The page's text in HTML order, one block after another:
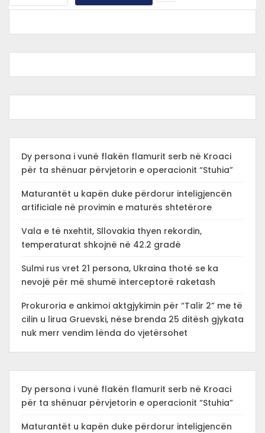
Dy persona i vunë flakën flamurit serb në Kroaci
për ta shënuar përvjetorin e operacionit “Stuhia”
Maturantët u kapën duke përdorur inteligjencën
artificiale në provimin e maturës shtetërore
Vala e të nxehtit, Sllovakia thyen rekordin,
temperaturat shkojnë në 42.2 gradë
Sulmi rus vret 21 persona, Ukraina thotë se ka
nevojë për më shumë interceptorë raketash
Prokuroria e ankimoi aktgjykimin për “Talir 2” me të
cilin u lirua Gruevski, nëse brenda 25 ditësh gjykata
nuk merr vendim lënda do vjetërsohet
Dy persona i vunë flakën flamurit serb në Kroaci
për ta shënuar përvjetorin e operacionit “Stuhia”
Maturantët u kapën duke përdorur inteligjencën